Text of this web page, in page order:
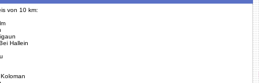
von 10 km:
Hallein